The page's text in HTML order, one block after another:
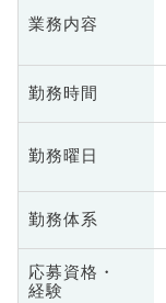
業務内容
勤務時間
勤務曜日
勤務体系
応募資格・
経験